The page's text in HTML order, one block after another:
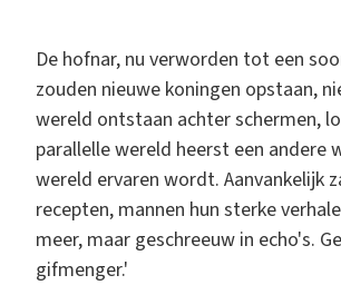
De hofnar, nu verworden tot een
zouden nieuwe koningen opstaan,
wereld ontstaan achter schermen,
parallelle wereld heerst een andere
wereld ervaren wordt. Aanvankelijk
recepten, mannen hun sterke
meer, maar geschreeuw in echo's.
gifmenger.'